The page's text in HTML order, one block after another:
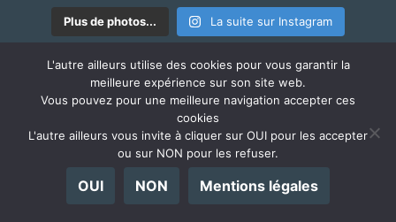
Plus de photos... La suite sur Instagram
RADIO @ILLEURS
l'Autre Ailleurs s'écoute également en podcast
L'autre ailleurs utilise des cookies pour vous garantir la
meilleure expérience sur son site web.
Vous pouvez pour une meilleure navigation accepter ces
cookies
L'autre ailleurs vous invite à cliquer sur OUI pour les accepter
ou sur NON pour les refuser.
OUI NON Mentions légales